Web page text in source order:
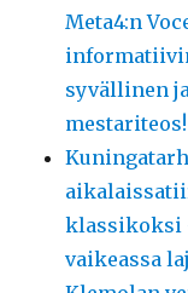
Meta4:n
syvällinen
mestariteos!
klassikoksi
vaikeassa